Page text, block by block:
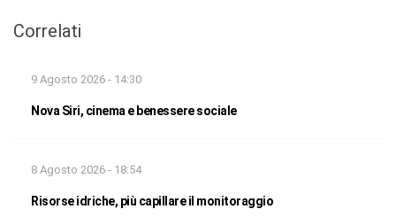
Correlati
9 Agosto 2026 - 14:30
Nova Siri, cinema e benessere sociale
8 Agosto 2026 - 18:54
Risorse idriche, più capillare il monitoraggio